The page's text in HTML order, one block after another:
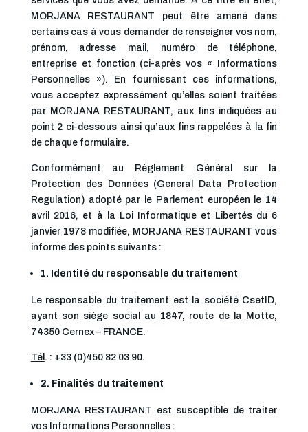
MORJANA RESTAURANT peut être amené dans
certains cas à vous demander de renseigner vos nom,
prénom, adresse mail, numéro de téléphone,
entreprise et fonction (ci-après vos « Informations
Personnelles »). En fournissant ces informations,
vous acceptez expressément qu’elles soient traitées
par MORJANA RESTAURANT, aux fins indiquées au
point 2 ci-dessous ainsi qu’aux fins rappelées à la fin
de chaque formulaire.
Conformément au Règlement Général sur la
Protection des Données (General Data Protection
Regulation) adopté par le Parlement européen le 14
avril 2016, et à la Loi Informatique et Libertés du 6
janvier 1978 modifiée, MORJANA RESTAURANT vous
informe des points suivants :
1. Identité du responsable du traitement
Le responsable du traitement est la société CsetID,
ayant son siège social au 1847, route de la Motte,
74350 Cernex – FRANCE.
Tél . : +33 (0)450 82 03 90.
2. Finalités du traitement
MORJANA RESTAURANT est susceptible de traiter
vos Informations Personnelles :